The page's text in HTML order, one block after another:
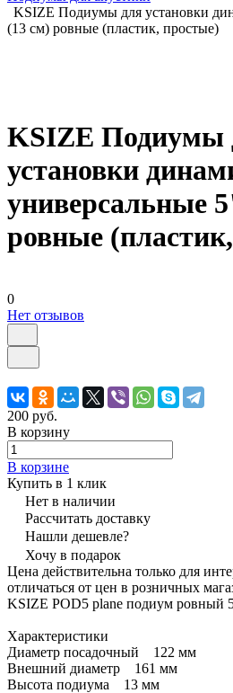
KSIZE Подиумы для установки
(13 см) ровные (пластик, простые)
KSIZE Подиумы
установки
универсальные
ровные
0
Нет отзывов
200 руб.
В корзину
В корзине
Купить в 1 клик
Нет в наличии
Рассчитать доставку
Нашли дешевле?
Хочу в подарок
Цена действительна только для
отличаться от цен в розничных
KSIZE POD5 plane подиум ровный
Характеристики
Диаметр посадочный 122 мм
Внешний диаметр 161 мм
Высота подиума 13 мм